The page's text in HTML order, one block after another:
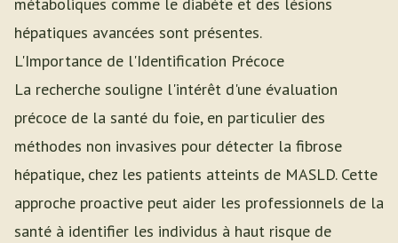
hépatiques avancées sont présentes.
L'Importance de l'Identification Précoce
La recherche souligne l'intérêt d'une évaluation
précoce de la santé du foie, en particulier des
méthodes non invasives pour détecter la fibrose
hépatique, chez les patients atteints de MASLD. Cette
approche proactive peut aider les professionnels de la
santé à identifier les individus à haut risque de